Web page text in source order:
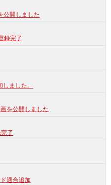
公開しました
録完了
ました。
を公開しました
了
適合追加